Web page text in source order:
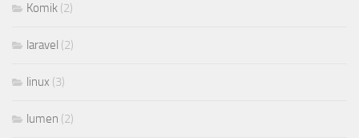
Komik (2)
laravel (2)
linux (3)
lumen (2)